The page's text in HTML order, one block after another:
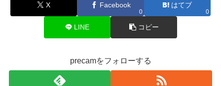
X Facebook
0
はてブ
0
LINE コピー
precamをフォローする